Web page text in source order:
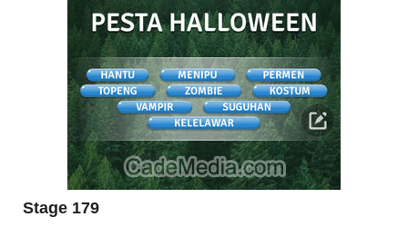
Stage 179